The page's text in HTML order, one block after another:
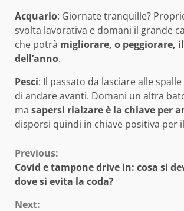
Acquario: Giornate tranquille?
svolta lavorativa e domani il grande
che potrà migliorare, o peggiorare,
dell’anno.
Pesci: Il passato da lasciare alle
di andare avanti. Domani un altra
ma sapersi rialzare è la chiave per
disporsi quindi in chiave positiva per
Continue
Reading
Previous:
Covid e tampone drive in: cosa si
dove si evita la coda?
Next: